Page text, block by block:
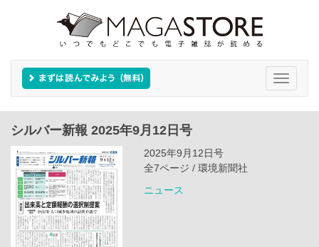
Toggle
シルバー新報 2025年9月12日号
2025年9月12日号
全7ページ / 環境新聞社
ニュース